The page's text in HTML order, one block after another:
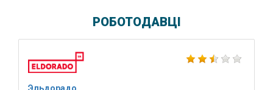
РОБОТОДАВЦІ